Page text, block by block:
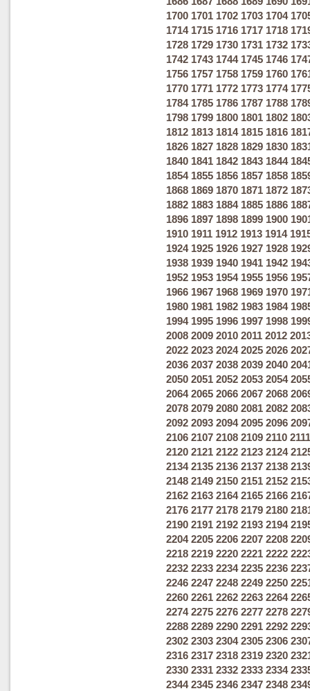
1700 1701 1702 1703 1704
1714 1715 1716 1717 1718
1728 1729 1730 1731 1732
1742 1743 1744 1745 1746
1756 1757 1758 1759 1760
1770 1771 1772 1773 1774
1784 1785 1786 1787 1788
1798 1799 1800 1801 1802
1812 1813 1814 1815 1816
1826 1827 1828 1829 1830
1840 1841 1842 1843 1844
1854 1855 1856 1857 1858
1868 1869 1870 1871 1872
1882 1883 1884 1885 1886
1896 1897 1898 1899 1900
1910 1911 1912 1913 1914
1924 1925 1926 1927 1928
1938 1939 1940 1941 1942
1952 1953 1954 1955 1956
1966 1967 1968 1969 1970
1980 1981 1982 1983 1984
1994 1995 1996 1997 1998
2008 2009 2010 2011 2012
2022 2023 2024 2025 2026
2036 2037 2038 2039 2040
2050 2051 2052 2053 2054
2064 2065 2066 2067 2068
2078 2079 2080 2081 2082
2092 2093 2094 2095 2096
2106 2107 2108 2109 2110 2111
2120 2121 2122 2123 2124
2134 2135 2136 2137 2138
2148 2149 2150 2151 2152
2162 2163 2164 2165 2166
2176 2177 2178 2179 2180
2190 2191 2192 2193 2194
2204 2205 2206 2207 2208
2218 2219 2220 2221 2222
2232 2233 2234 2235 2236
2246 2247 2248 2249 2250
2260 2261 2262 2263 2264
2274 2275 2276 2277 2278
2288 2289 2290 2291 2292
2302 2303 2304 2305 2306
2316 2317 2318 2319 2320
2330 2331 2332 2333 2334
2344 2345 2346 2347 2348